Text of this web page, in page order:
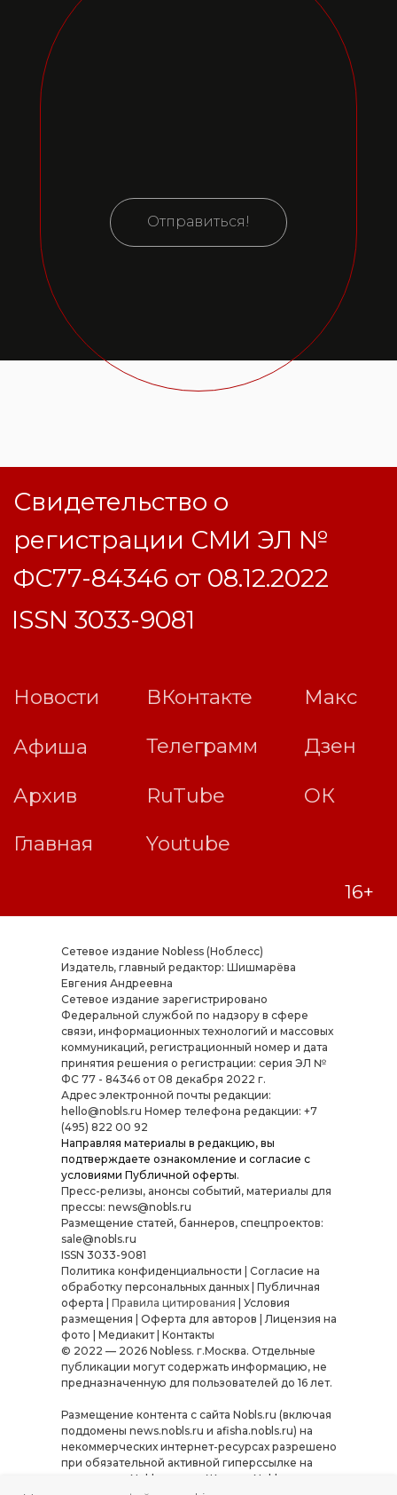
Отправиться!
Сетевое издание Nobless (Ноблесс)
Издатель, главный редактор: Шишмарёва
Евгения Андреевна
Cетевое издание зарегистрировано
Федеральной службой по надзору в сфере
связи, информационных технологий и массовых
коммуникаций, регистрационный номер и дата
принятия решения о регистрации: серия ЭЛ №
ФС 77 - 84346 от 08 декабря 2022 г.
Адрес электронной почты редакции:
hello@nobls.ru Номер телефона редакции: +7
(495) 822 00 92
Направляя материалы в редакцию, вы
подтверждаете ознакомление и согласие с
условиями Публичной оферты.
Пресс-релизы, анонсы событий, материалы для
прессы: news@nobls.ru
Размещение статей, баннеров, спецпроектов:
sale@nobls.ru
ISSN 3033-9081
Политика конфиденциальности
Согласие на
обработку персональных данных| Публичная
оферта
Правила цитирования
Условия
размещения
Оферта для авторов |Лицензия на
фото
Медиакит| Контакты
© 2022 — 2026 Nobless. г.Москва. Отдельные
публикации могут содержать информацию, не
предназначенную для пользователей до 16 лет.
Размещение контента с сайта Nobls.ru (включая
поддомены news.nobls.ru и afisha.nobls.ru) на
некоммерческих интернет-ресурсах разрешено
при обязательной активной гиперссылке на
источник — Nobls.ru или «Журнал Nobless».